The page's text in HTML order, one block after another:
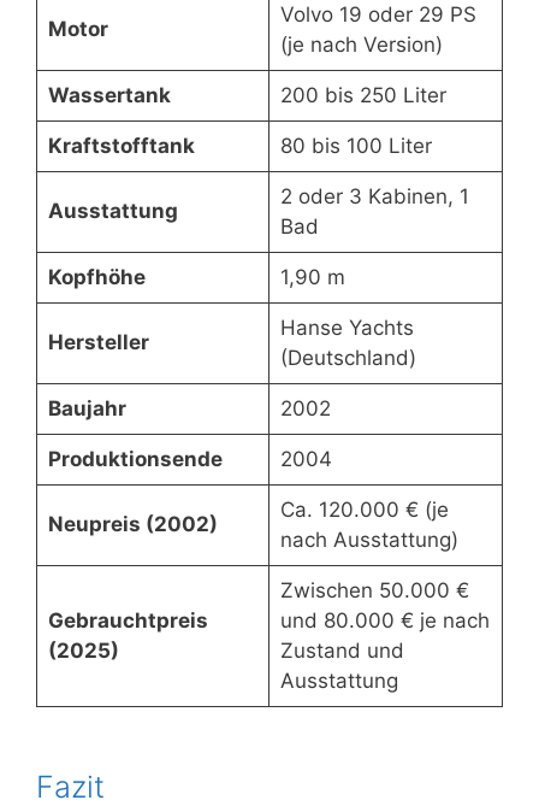
Motor
Volvo 19 oder 29 PS
(je nach Version)
Wassertank 200 bis 250 Liter
Kraftstofftank 80 bis 100 Liter
Ausstattung
2 oder 3 Kabinen, 1
Bad
Kopfhöhe 1,90 m
Hersteller
Hanse Yachts
(Deutschland)
Baujahr 2002
Produktionsende 2004
Neupreis (2002)
Ca. 120.000 € (je
nach Ausstattung)
Gebrauchtpreis
(2025)
Zwischen 50.000 €
und 80.000 € je nach
Zustand und
Ausstattung
Fazit